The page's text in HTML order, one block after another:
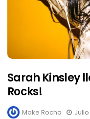
Sarah Kinsley
Rocks!
Make Rocha Julio